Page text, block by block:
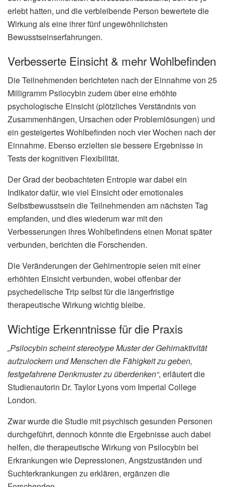
erlebt hatten, und die verbleibende Person bewertete die
Wirkung als eine ihrer fünf ungewöhnlichsten
Bewusstseinserfahrungen.
Verbesserte Einsicht & mehr Wohlbefinden
Die Teilnehmenden berichteten nach der Einnahme von 25
Milligramm Psilocybin zudem über eine erhöhte
psychologische Einsicht (plötzliches Verständnis von
Zusammenhängen, Ursachen oder Problemlösungen) und
ein gesteigertes Wohlbefinden noch vier Wochen nach der
Einnahme. Ebenso erzielten sie bessere Ergebnisse in
Tests der kognitiven Flexibilität.
Der Grad der beobachteten Entropie war dabei ein
Indikator dafür, wie viel Einsicht oder emotionales
Selbstbewusstsein die Teilnehmenden am nächsten Tag
empfanden, und dies wiederum war mit den
Verbesserungen ihres Wohlbefindens einen Monat später
verbunden, berichten die Forschenden.
Die Veränderungen der Gehirnentropie seien mit einer
erhöhten Einsicht verbunden, wobei offenbar der
psychedelische Trip selbst für die längerfristige
therapeutische Wirkung wichtig bleibe.
Wichtige Erkenntnisse für die Praxis
„Psilocybin scheint stereotype Muster der Gehirnaktivität
aufzulockern und Menschen die Fähigkeit zu geben,
festgefahrene Denkmuster zu überdenken“, erläutert die
Studienautorin Dr. Taylor Lyons vom Imperial College
London.
Zwar wurde die Studie mit psychisch gesunden Personen
durchgeführt, dennoch könnte die Ergebnisse auch dabei
helfen, die therapeutische Wirkung von Psilocybin bei
Erkrankungen wie Depressionen, Angstzuständen und
Suchterkrankungen zu erklären, ergänzen die